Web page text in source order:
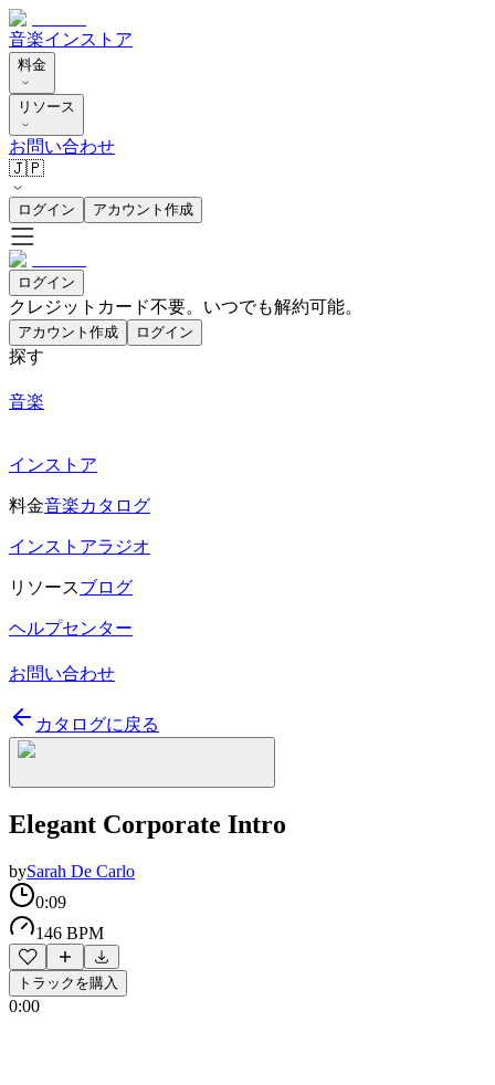
音楽インストア
料金
リソース
お問い合わせ
🇯🇵
ログイン アカウント作成
ログイン
クレジットカード不要。いつでも解約可能。
アカウント作成 ログイン
探す
音楽
インストア
料金音楽カタログ
インストアラジオ
リソースブログ
ヘルプセンター
お問い合わせ
カタログに戻る
Elegant Corporate Intro
bySarah De Carlo
0:09
146 BPM
トラックを購入
0:00